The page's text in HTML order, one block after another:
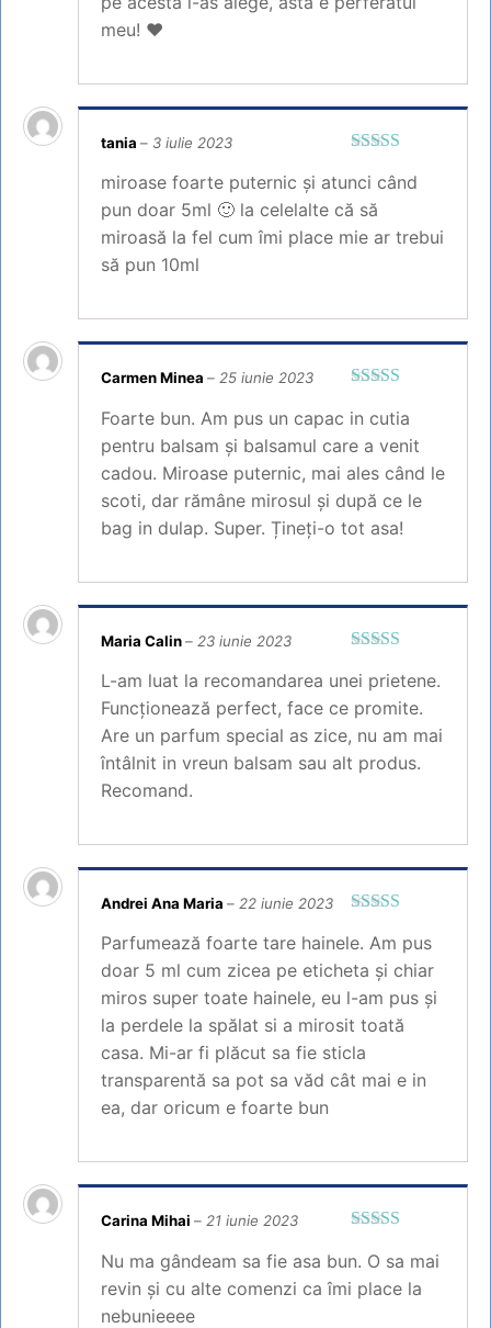
meu! ❤️
4din 5
tania – 3 iulie 2023
miroase foarte puternic și atunci când
pun doar 5ml 🙂 la celelalte că să
miroasă la fel cum îmi place mie ar trebui
să pun 10ml
din 5
Carmen Minea – 25 iunie 2023
Foarte bun. Am pus un capac in cutia
pentru balsam și balsamul care a venit
cadou. Miroase puternic, mai ales când le
scoti, dar rămâne mirosul și după ce le
bag in dulap. Super. Țineți-o tot asa!
din 5
Maria Calin– 23 iunie 2023
L-am luat la recomandarea unei prietene.
Funcționează perfect, face ce promite.
Are un parfum special as zice, nu am mai
întâlnit in vreun balsam sau alt produs.
Recomand.
4din 5
Andrei Ana Maria – 22 iunie 2023
Parfumează foarte tare hainele. Am pus
doar 5 ml cum zicea pe eticheta și chiar
miros super toate hainele, eu l-am pus și
la perdele la spălat si a mirosit toată
casa. Mi-ar fi plăcut sa fie sticla
transparentă sa pot sa văd cât mai e in
ea, dar oricum e foarte bun
din 5
Carina Mihai – 21 iunie 2023
Nu ma gândeam sa fie asa bun. O sa mai
revin și cu alte comenzi ca îmi place la
nebunieeee